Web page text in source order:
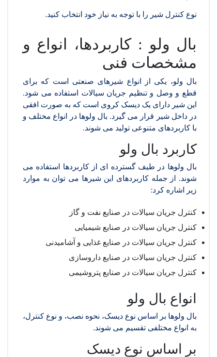
نوع کنترل شیر را با توجه به نیاز خود انتخاب کنید.
بال ولو : کاربردها، انواع و
مشخصات فنی
بال ولو، یکی از انواع شیرهای صنعتی است که برای
قطع و وصل و تنظیم جریان سیالات استفاده می شود.
این شیر دارای یک دیسک کروی است که به صورت افقی
در داخل شیر قرار می گیرد. بال ولوها در انواع مختلف و
با کاربردهای متنوعی تولید می شوند.
کاربرد بال ولو
بال ولوها در طیف گسترده ای از کاربردها استفاده می
شوند. از جمله کاربردهای این شیرها می توان به موارد
زیر اشاره کرد:
کنترل جریان سیالات در صنایع نفت و گاز
کنترل جریان سیالات در صنایع شیمیایی
کنترل جریان سیالات در صنایع غذایی و آشامیدنی
کنترل جریان سیالات در صنایع داروسازی
کنترل جریان سیالات در صنایع پتروشیمی
انواع بال ولو
بال ولوها بر اساس نوع دیسک، نحوه نصب، و نوع کنترل،
به انواع مختلفی تقسیم می شوند.
بر اساس نوع دیسک